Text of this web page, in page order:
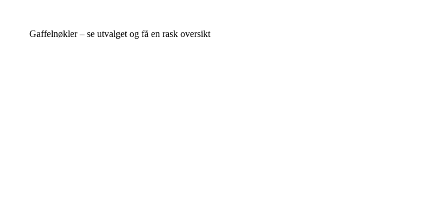
Gaffelnøkler – se utvalget og få en rask oversikt